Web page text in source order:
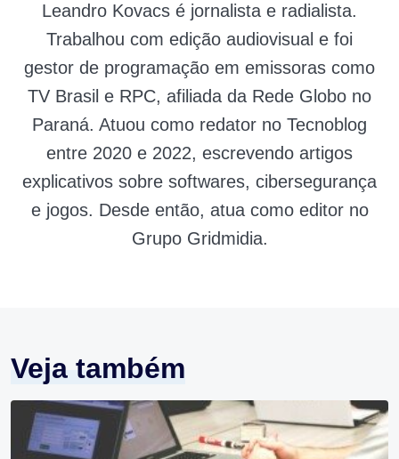
Leandro Kovacs é jornalista e radialista.
Trabalhou com edição audiovisual e foi
gestor de programação em emissoras como
TV Brasil e RPC, afiliada da Rede Globo no
Paraná. Atuou como redator no Tecnoblog
entre 2020 e 2022, escrevendo artigos
explicativos sobre softwares, cibersegurança
e jogos. Desde então, atua como editor no
Grupo Gridmidia.
Veja também